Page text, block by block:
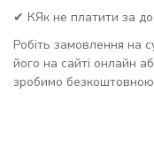
✔ КЯк не платити за
Робіть замовлення на
його на сайті онлайн
зробимо безкоштовною